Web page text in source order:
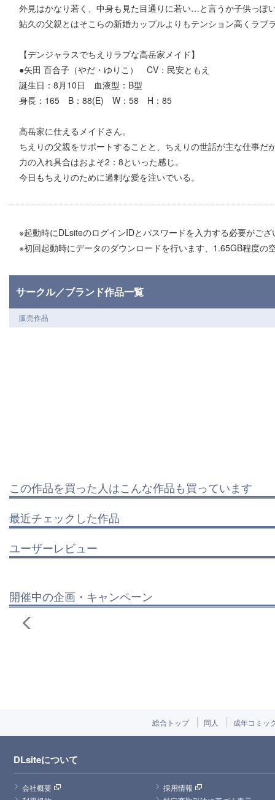
外見はかなり若く、中身も見た目通りに若い…と言うか子供っぽ
鮎久の父親とはそこらの新婚カップルよりもテンション高くラブ
【デンジャラスでちえりラブな高岳家メイド】
●矢田 百合子（やだ・ゆりこ） CV：民安ともえ
誕生日：8月10日 血液型：B型
身長：165 B：88(E) W：58 H：85
高岳家に仕えるメイドさん。
ちえりの父親をサポートすることと、ちえりの世話が主な仕事だ
力の入れ具合はおよそ2：8といった感じ。
今日もちえりのために過剰な愛を注いでいる。
※起動時にDLsiteのログインIDとパスワードを入力する必要がござ
※初回起動時にデータのダウンロードを行います、1.65GB程度の
サークル／ブランド作品一覧
販売作品
この作品を買った人はこんな作品も買っています
最近チェックした作品
ユーザーレビュー
開催中の企画・キャンペーン
総合トップ 同人 成年コミッ
DLsiteについて
会社概要
採用情報